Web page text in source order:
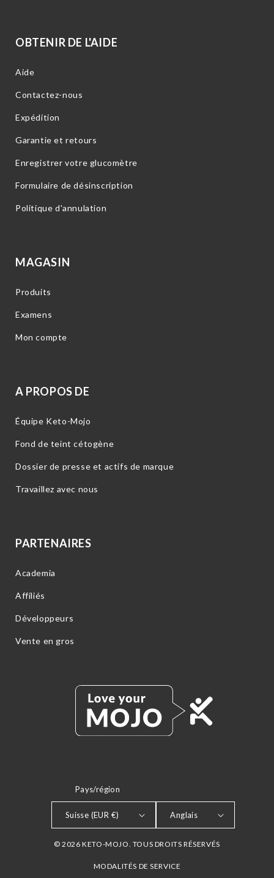
OBTENIR DE L'AIDE
Aide
Contactez-nous
Expédition
Garantie et retours
Enregistrer votre glucomètre
Formulaire de désinscription
Politique d'annulation
MAGASIN
Produits
Examens
Mon compte
A PROPOS DE
Équipe Keto-Mojo
Fond de teint cétogène
Dossier de presse et actifs de marque
Travaillez avec nous
PARTENAIRES
Academia
Affiliés
Développeurs
Vente en gros
Pays/région
Suisse (EUR €) Anglais
© 2026 KETO-MOJO. TOUS DROITS RÉSERVÉS
MODALITÉS DE SERVICE